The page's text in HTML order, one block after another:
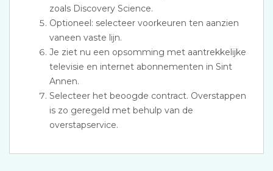
zoals Discovery Science.
Optioneel: selecteer voorkeuren ten aanzien
vaneen vaste lijn.
Je ziet nu een opsomming met aantrekkelijke
televisie en internet abonnementen in Sint
Annen.
Selecteer het beoogde contract. Overstappen
is zo geregeld met behulp van de
overstapservice.